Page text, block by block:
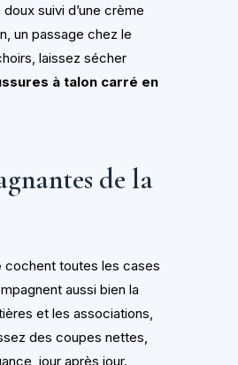
suivi d’une crème
un passage chez le
laissez sécher
à talon carré en
de la
cochent toutes les cases
aussi bien la
et les associations,
des coupes nettes,
jour après jour.